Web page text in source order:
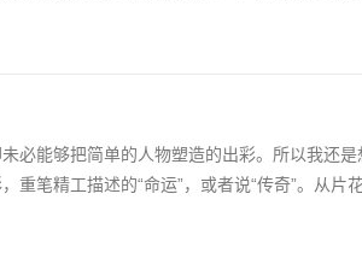
必能够把简单的人物塑造的出彩。所以我还
笔精工描述的“命运”，或者说“传奇”。从片